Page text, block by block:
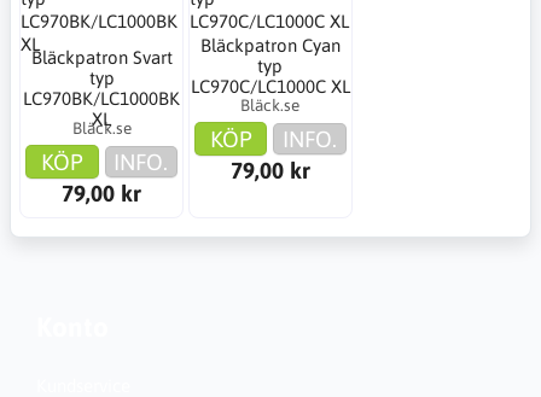
Bläckpatron Svart
typ
LC970BK/LC1000BK
XL
Bläck.se
KÖP
INFO.
79,00 kr
Bläckpatron Cyan
typ
LC970C/LC1000C XL
Bläck.se
KÖP
INFO.
79,00 kr